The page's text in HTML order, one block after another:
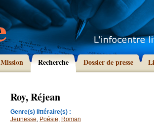
Mission Recherche Dossier de presse
Roy, Réjean
Genre(s) littéraire(s) :
Jeunesse, Poésie, Roman